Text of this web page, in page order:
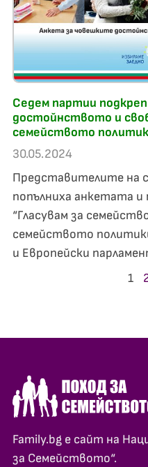
Седем партии
достойнството и
семейството
30.05.2024
Представителите на
попълниха анкетата и
“Гласувам за
семейството
и Европейски
1
Family.bg е сайт на
за Семейството“.